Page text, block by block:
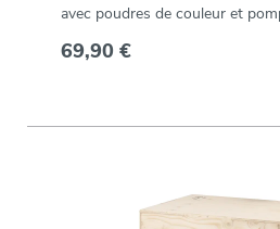
avec poudres de couleur et
69,90 €